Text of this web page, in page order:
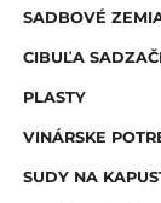
SADBOVÉ
CIBUĽA
PLASTY
VINÁRSKE
SUDY NA